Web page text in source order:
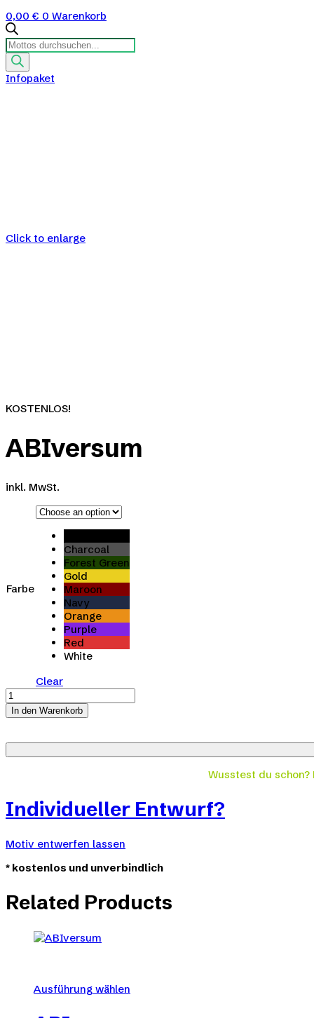
0,00 € 0 Warenkorb
Products
search
Infopaket
Click to enlarge
KOSTENLOS!
ABIversum
inkl. MwSt.
Farbe
Charcoal
Forest Green
Gold
Maroon
Navy
Orange
Purple
Red
White
Clear
ABIversum
quantity
In den Warenkorb
Wusstest du schon?
Individueller Entwurf?
Motiv entwerfen lassen
* kostenlos und unverbindlich
Related Products
Ausführung wählen
Produkt